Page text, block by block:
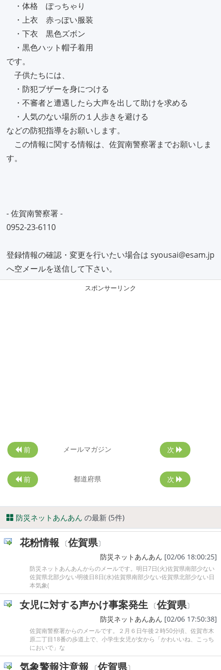
・体格 ぽっちゃり
・上衣 赤っぽい服装
・下衣 黒色ズボン
・黒色ハット帽子着用
です。
子供たちには、
・防犯ブザーを身につける
・不審者と遭遇したら大声を出して助けを求める
・人気のない場所の１人歩きを避ける
などの防犯指導をお願いします。
この情報に関する情報は、佐賀南警察署までお願いしま
す。
- 佐賀南警察署 -
0952-23-6110
登録情報の確認・変更を行いたい場合は syousai@esam.jp
へ空メールを送信して下さい。
スポンサーリンク
前 メールマガジン 次
前 都道府県 次
防災ネットあんあん の最新 (5件)
花粉情報 〔佐賀県〕
防災ネットあんあん [02/06 18:00:25]
防災ネットあんあんからのメールです。明日7日(火)佐賀県南部少ない
佐賀県北部少ない明後日8日(水)佐賀県南部少ない佐賀県北部少ない日
本気象(
女児に対する声かけ事案発生 〔佐賀県〕
防災ネットあんあん [02/06 17:50:38]
佐賀南警察署からのメールです。２月６日午後２時50分頃、佐賀市木
原二丁目18番の歩道上で、小学生女児が女から「かわいいね、こっち
においで」な
気象警報注意報 〔佐賀県〕